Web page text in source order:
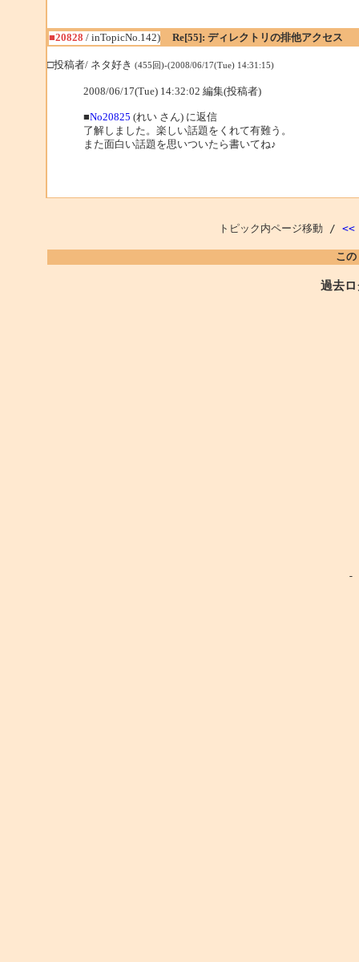
■20828 / inTopicNo.142) Re[55]: ディレクトリの排他アクセス
□投稿者/ ネタ好き (455回)-(2008/06/17(Tue) 14:31:15)
2008/06/17(Tue) 14:32:02 編集(投稿者)
■No20825 (れい さん) に返信
了解しました。楽しい話題をくれて有難う。
また面白い話題を思いついたら書いてね♪
トピック内ページ移動 / <<
こ
過去